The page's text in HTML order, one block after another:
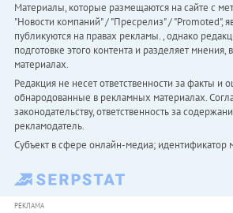
Материалы, которые размещаются на сайте с
"Новости компаний" / "Пресрелиз" / "Promoted",
публикуются на правах рекламы. , однако
подготовке этого контента и разделяет мнения,
материалах.
Редакция не несет ответственности за факты и
обнародованные в рекламных материалах.
законодательству, ответственность за
рекламодатель.
Субъект в сфере онлайн-медиа; идентификатор
РЕКЛАМА